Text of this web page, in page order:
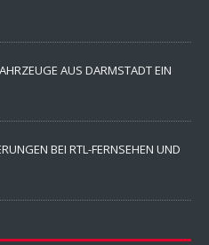
AUS DARMSTADT EIN
BEI RTL-FERNSEHEN UND